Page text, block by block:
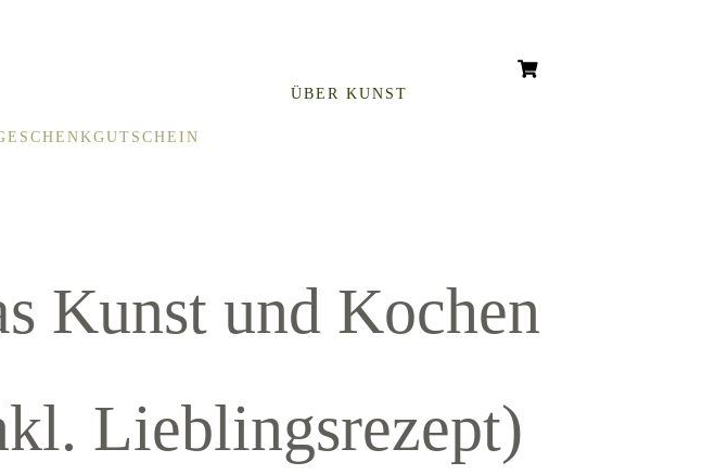
ÜBER KUNST
Kunst und Kochen
Lieblingsrezept)